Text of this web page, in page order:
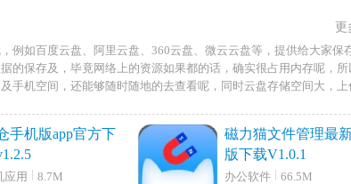
更
例如百度云盘、阿里云盘、360云盘、微云云盘等，提供给大家保
的保存及，毕竟网络上的资源如果都的话，确实很占用内存呢，所
手机空间，还能够随时随地的去查看呢，同时云盘存储空间大，上
手机版app官方下
应用 8.7M
磁力猫文件管理最
版下载V1.0.1
办公软件 66.5M